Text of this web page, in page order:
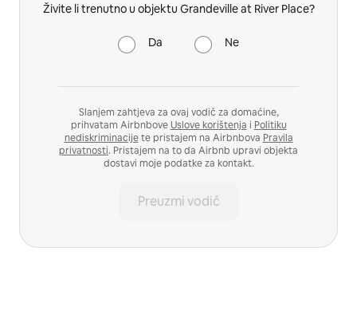
Živite li trenutno u objektu Grandeville at River Place?
Da Ne
Slanjem zahtjeva za ovaj vodič za domaćine,
prihvatam AirbnboveUslove korištenja i Politiku
nediskriminacijete pristajem na Airbnbova Pravila
privatnosti. Pristajem na to da Airbnb upravi objekta
dostavi moje podatke za kontakt.
Preuzmi vodič